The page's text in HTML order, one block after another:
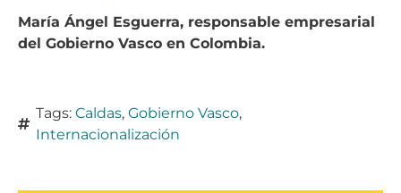
María Ángel Esguerra, responsable empresarial
del Gobierno Vasco en Colombia.
Tags: Caldas, Gobierno Vasco,
Internacionalización